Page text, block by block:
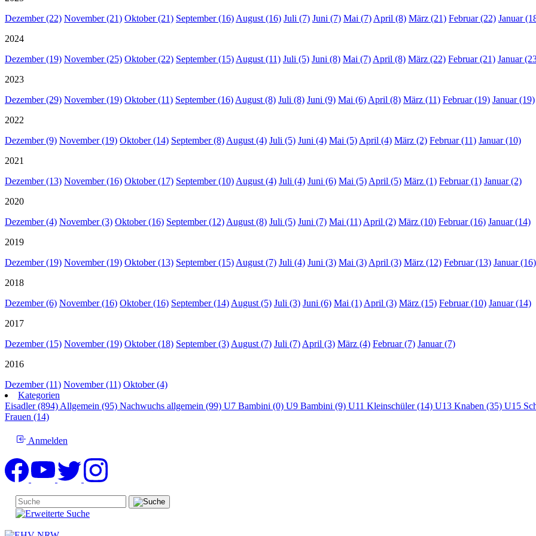
Dezember (22) November (21) Oktober (21) September (16) August (16) Juli (7) Juni (7) Mai (7) April (8) März (21) Februar (22) Januar
2024
Dezember (19) November (25) Oktober (22) September (15) August (11) Juli (5) Juni (8) Mai (7) April (8) März (22) Februar (21) Januar
2023
Dezember (29) November (19) Oktober (11) September (16) August (8) Juli (8) Juni (9) Mai (6) April (8) März (11) Februar (19) Januar (19)
2022
Dezember (9) November (19) Oktober (14) September (8) August (4) Juli (5) Juni (4) Mai (5) April (4) März (2) Februar (11) Januar (10)
2021
Dezember (13) November (16) Oktober (17) September (10) August (4) Juli (4) Juni (6) Mai (5) April (5) März (1) Februar (1) Januar (2)
2020
Dezember (4) November (3) Oktober (16) September (12) August (8) Juli (5) Juni (7) Mai (11) April (2) März (10) Februar (16) Januar (14)
2019
Dezember (19) November (19) Oktober (13) September (15) August (7) Juli (4) Juni (3) Mai (3) April (3) März (12) Februar (13) Januar (16)
2018
Dezember (6) November (16) Oktober (16) September (14) August (5) Juli (3) Juni (6) Mai (1) April (3) März (15) Februar (10) Januar (14)
2017
Dezember (15) November (19) Oktober (18) September (3) August (7) Juli (7) April (3) März (4) Februar (7) Januar (7)
2016
Dezember (11) November (11) Oktober (4)
Kategorien
Eisadler (894) Allgemein (95) Nachwuchs allgemein (99) U7 Bambini (0) U9 Bambini (9) U11 Kleinschüler (14) U13 Knaben (35) U15
Frauen (14)
Anmelden